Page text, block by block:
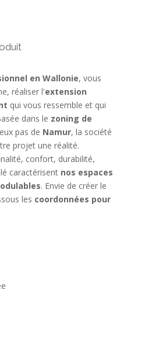
en Wallonie, vous
réaliser l'extension
qui vous ressemble et qui
dans le zoning de
pas de Namur, la société
projet une réalité.
confort, durabilité,
caractérisent nos espaces
. Envie de créer le
les coordonnées pour